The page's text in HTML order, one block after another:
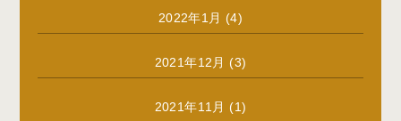
2022年1月 (4)
2021年12月 (3)
2021年11月 (1)